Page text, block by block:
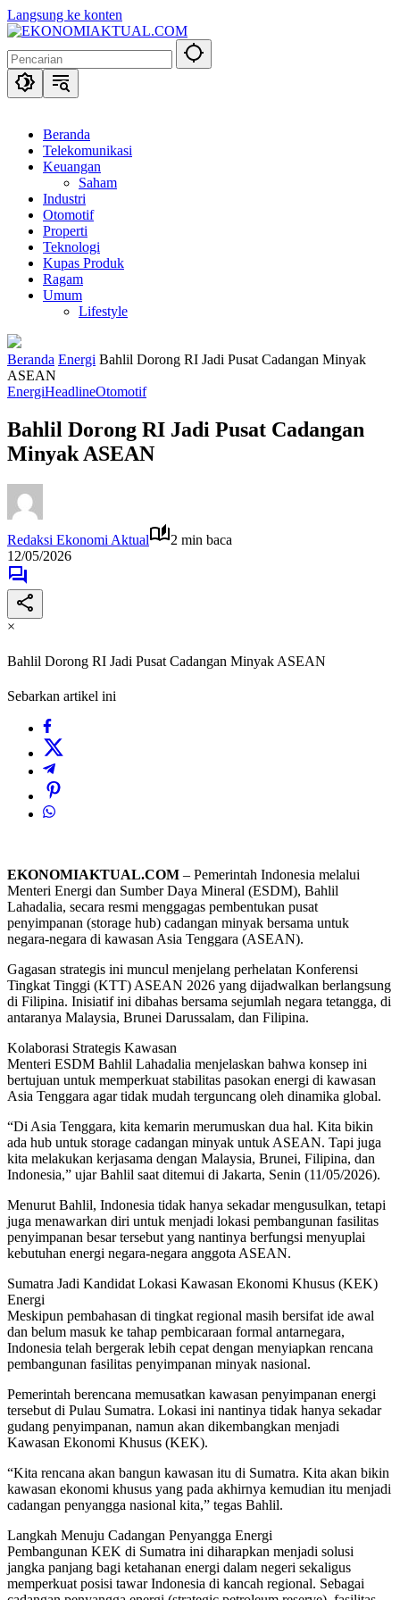
Langsung ke konten
Beranda
Telekomunikasi
Keuangan
Saham
Industri
Otomotif
Properti
Teknologi
Kupas Produk
Ragam
Umum
Lifestyle
Beranda Energi Bahlil Dorong RI Jadi Pusat Cadangan Minyak
ASEAN
EnergiHeadlineOtomotif
Bahlil Dorong RI Jadi Pusat Cadangan
Minyak ASEAN
Redaksi Ekonomi Aktual
2 min baca
12/05/2026
×
Bahlil Dorong RI Jadi Pusat Cadangan Minyak ASEAN
Sebarkan artikel ini
EKONOMIAKTUAL.COM – Pemerintah Indonesia melalui
Menteri Energi dan Sumber Daya Mineral (ESDM), Bahlil
Lahadalia, secara resmi menggagas pembentukan pusat
penyimpanan (storage hub) cadangan minyak bersama untuk
negara-negara di kawasan Asia Tenggara (ASEAN).
Gagasan strategis ini muncul menjelang perhelatan Konferensi
Tingkat Tinggi (KTT) ASEAN 2026 yang dijadwalkan berlangsung
di Filipina. Inisiatif ini dibahas bersama sejumlah negara tetangga, di
antaranya Malaysia, Brunei Darussalam, dan Filipina.
Kolaborasi Strategis Kawasan
Menteri ESDM Bahlil Lahadalia menjelaskan bahwa konsep ini
bertujuan untuk memperkuat stabilitas pasokan energi di kawasan
Asia Tenggara agar tidak mudah terguncang oleh dinamika global.
“Di Asia Tenggara, kita kemarin merumuskan dua hal. Kita bikin
ada hub untuk storage cadangan minyak untuk ASEAN. Tapi juga
kita melakukan kerjasama dengan Malaysia, Brunei, Filipina, dan
Indonesia,” ujar Bahlil saat ditemui di Jakarta, Senin (11/05/2026).
Menurut Bahlil, Indonesia tidak hanya sekadar mengusulkan, tetapi
juga menawarkan diri untuk menjadi lokasi pembangunan fasilitas
penyimpanan besar tersebut yang nantinya berfungsi menyuplai
kebutuhan energi negara-negara anggota ASEAN.
Sumatra Jadi Kandidat Lokasi Kawasan Ekonomi Khusus (KEK)
Energi
Meskipun pembahasan di tingkat regional masih bersifat ide awal
dan belum masuk ke tahap pembicaraan formal antarnegara,
Indonesia telah bergerak lebih cepat dengan menyiapkan rencana
pembangunan fasilitas penyimpanan minyak nasional.
Pemerintah berencana memusatkan kawasan penyimpanan energi
tersebut di Pulau Sumatra. Lokasi ini nantinya tidak hanya sekadar
gudang penyimpanan, namun akan dikembangkan menjadi
Kawasan Ekonomi Khusus (KEK).
“Kita rencana akan bangun kawasan itu di Sumatra. Kita akan bikin
kawasan ekonomi khusus yang pada akhirnya kemudian itu menjadi
cadangan penyangga nasional kita,” tegas Bahlil.
Langkah Menuju Cadangan Penyangga Energi
Pembangunan KEK di Sumatra ini diharapkan menjadi solusi
jangka panjang bagi ketahanan energi dalam negeri sekaligus
memperkuat posisi tawar Indonesia di kancah regional. Sebagai